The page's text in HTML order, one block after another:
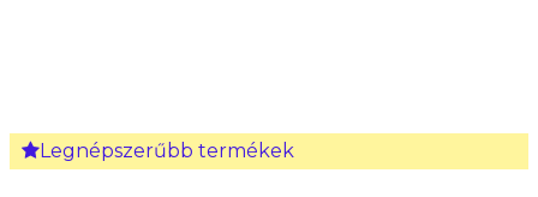
Legnépszerűbb termékek